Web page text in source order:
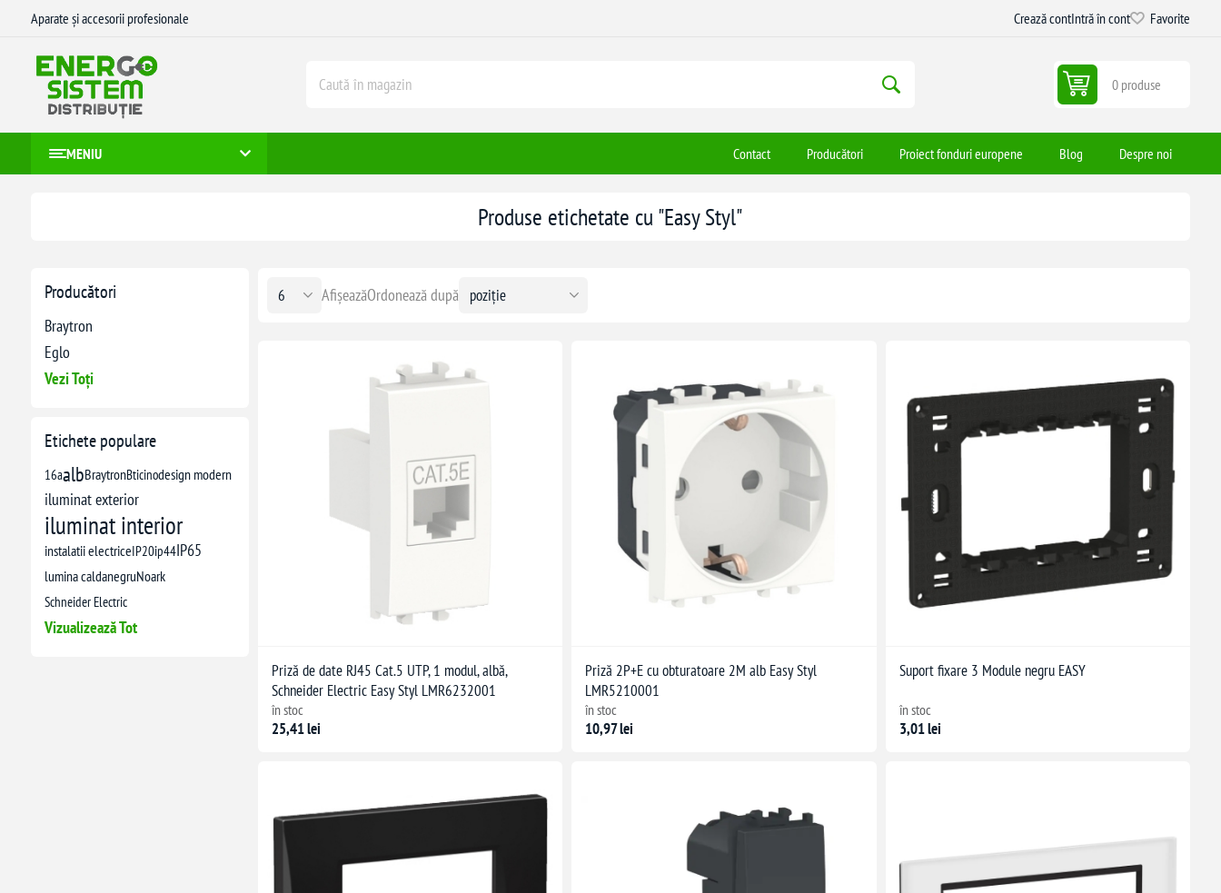
Aparate și accesorii profesionale Crează contIntră în cont Favorite
0 produse
MENIU Contact Producători Proiect fonduri europene Blog Despre noi
Producători
Braytron
Eglo
Vezi Toți
Etichete populare
16aalbBraytronBticinodesign modern
iluminat exterior
iluminat interior
instalatii electriceIP20ip44IP65
lumina caldanegruNoark
Schneider Electric
Vizualizează Tot
Produse etichetate cu "Easy Styl"
Ordonează după
Afișează
Priză de date RJ45 Cat.5 UTP, 1 modul, albă,
Schneider Electric Easy Styl LMR6232001
în stoc
25,41 lei
Priză 2P+E cu obturatoare 2M alb Easy Styl
LMR5210001
în stoc
10,97 lei
Suport fixare 3 Module negru EASY
în stoc
3,01 lei